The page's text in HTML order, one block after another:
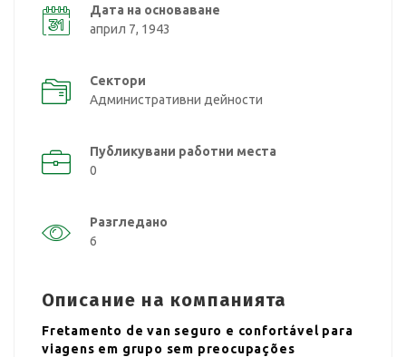
Дата на основаване
април 7, 1943
Сектори
Административни дейности
Публикувани работни места
0
Разгледано
6
Описание на компанията
Fretamento de van seguro e confortável para
viagens em grupo sem preocupações